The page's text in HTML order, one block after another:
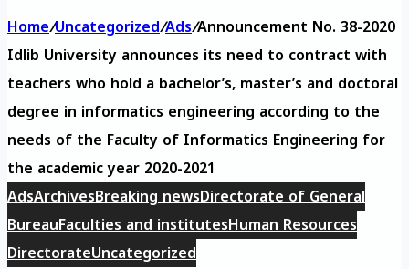
Home/Uncategorized/Ads/Announcement No. 38-2020
Idlib University announces its need to contract with
teachers who hold a bachelor’s, master’s and doctoral
degree in informatics engineering according to the
needs of the Faculty of Informatics Engineering for
the academic year 2020-2021
AdsArchivesBreaking newsDirectorate of General
BureauFaculties and institutesHuman Resources
DirectorateUncategorized